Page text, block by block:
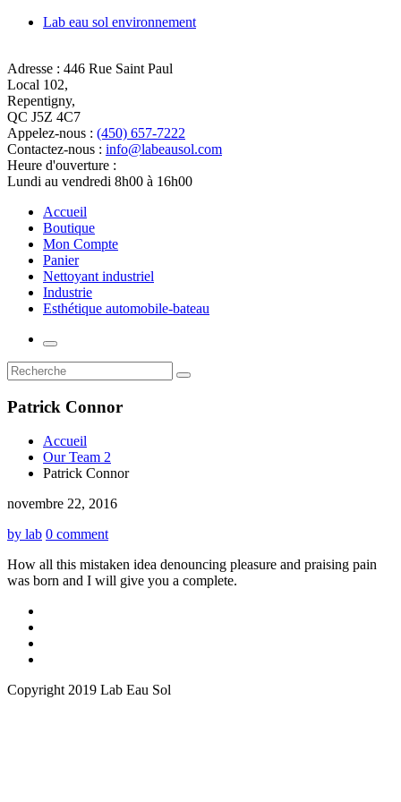
Lab eau sol environnement
Adresse : 446 Rue Saint Paul
Local 102,
Repentigny,
QC J5Z 4C7
Appelez-nous : (450) 657-7222
Contactez-nous : info@labeausol.com
Heure d'ouverture :
Lundi au vendredi 8h00 à 16h00
Accueil
Boutique
Mon Compte
Panier
Nettoyant industriel
Industrie
Esthétique automobile-bateau
Patrick Connor
Accueil
Our Team 2
Patrick Connor
novembre 22, 2016
by lab 0 comment
How all this mistaken idea denouncing pleasure and praising pain
was born and I will give you a complete.
Copyright 2019 Lab Eau Sol